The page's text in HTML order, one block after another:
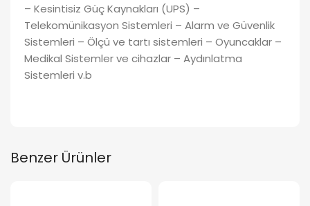
– Kesintisiz Güç Kaynakları (UPS) –
Telekomünikasyon Sistemleri – Alarm ve Güvenlik
Sistemleri – Ölçü ve tartı sistemleri – Oyuncaklar –
Medikal Sistemler ve cihazlar – Aydınlatma
Sistemleri v.b
Benzer Ürünler